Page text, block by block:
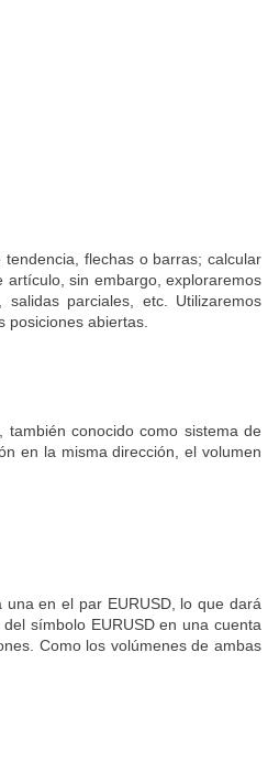
flechas o barras; calcular
artículo, sin embargo, exploraremos
parciales, etc. Utilizaremos
posiciones abiertas.
conocido como sistema de
en la misma dirección, el volumen
en el par EURUSD, lo que dará
símbolo EURUSD en una cuenta
Como los volúmenes de ambas